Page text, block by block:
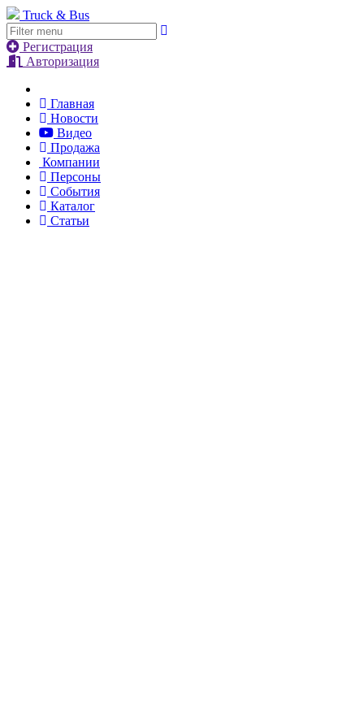
Truck & Bus
Регистрация
Авторизация
Главная
Новости
Видео
Продажа
Компании
Персоны
События
Каталог
Статьи